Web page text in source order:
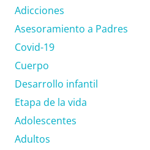
Adicciones
Asesoramiento a Padres
Covid-19
Cuerpo
Desarrollo infantil
Etapa de la vida
Adolescentes
Adultos